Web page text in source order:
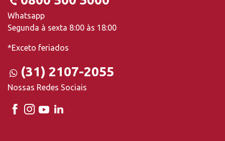
Whatsapp
Segunda à sexta 8:00 às 18:00
*Exceto feriados
(31) 2107-2055
Nossas Redes Sociais